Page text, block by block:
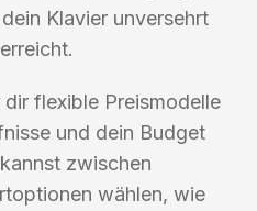
Klavier unversehrt
flexible Preismodelle
und dein Budget
zwischen
wählen, wie